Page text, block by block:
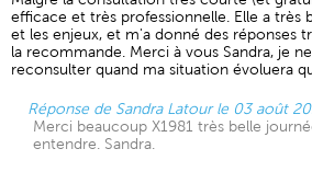
efficace et très professionnelle. Elle a très
et les enjeux, et m'a donné des réponses
la recommande. Merci à vous Sandra, je
reconsulter quand ma situation évoluera
Réponse de Sandra Latour le 03 août
Merci beaucoup X1981 très belle
entendre. Sandra.